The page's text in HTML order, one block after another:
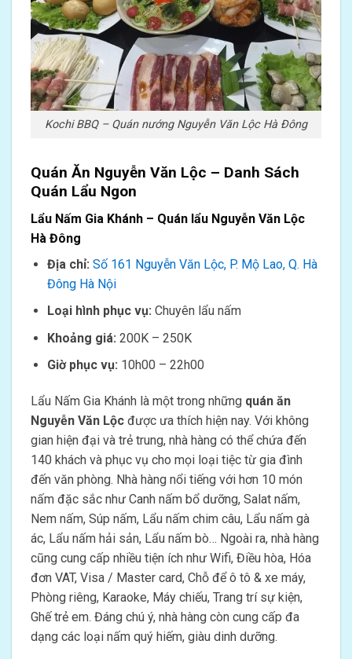
Kochi BBQ – Quán nướng Nguyễn Văn Lộc Hà Đông
Quán Ăn Nguyễn Văn Lộc – Danh Sách
Quán Lẩu Ngon
Lẩu Nấm Gia Khánh – Quán lẩu Nguyễn Văn Lộc
Hà Đông
Địa chỉ: Số 161 Nguyễn Văn Lộc, P. Mộ Lao, Q. Hà
Đông Hà Nội
Loại hình phục vụ: Chuyên lẩu nấm
Khoảng giá: 200K – 250K
Giờ phục vụ: 10h00 – 22h00
Lẩu Nấm Gia Khánh là một trong những quán ăn
Nguyễn Văn Lộc được ưa thích hiện nay. Với không
gian hiện đại và trẻ trung, nhà hàng có thể chứa đến
140 khách và phục vụ cho mọi loại tiệc từ gia đình
đến văn phòng. Nhà hàng nổi tiếng với hơn 10 món
nấm đặc sắc như Canh nấm bổ dưỡng, Salat nấm,
Nem nấm, Súp nấm, Lẩu nấm chim câu, Lẩu nấm gà
ác, Lẩu nấm hải sản, Lẩu nấm bò… Ngoài ra, nhà hàng
cũng cung cấp nhiều tiện ích như Wifi, Điều hòa, Hóa
đơn VAT, Visa / Master card, Chỗ để ô tô & xe máy,
Phòng riêng, Karaoke, Máy chiếu, Trang trí sự kiện,
Ghế trẻ em. Đáng chú ý, nhà hàng còn cung cấp đa
dạng các loại nấm quý hiếm, giàu dinh dưỡng.